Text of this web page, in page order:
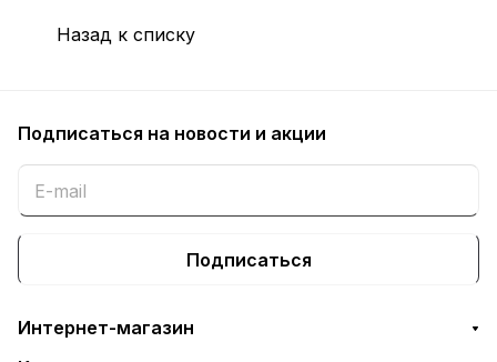
Назад к списку
Подписаться на новости и акции
Подписаться
Интернет-магазин